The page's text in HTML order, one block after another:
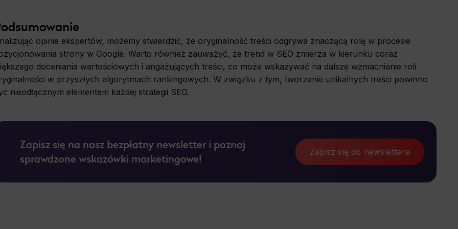
opinie ekspertów, możemy stwierdzić, że oryginalność treści odgrywa znaczącą rolę w procesie
strony w Google. Warto również zauważyć, że trend w SEO zmierza w kierunku coraz
doceniania wartościowych i angażujących treści, co może wskazywać na dalsze wzmacnianie roli
w przyszłych algorytmach rankingowych. W związku z tym, tworzenie unikalnych treści powinno
nieodłącznym elementem każdej strategii SEO.
Zapisz się na nasz bezpłatny newsletter i poznaj
sprawdzone wskazówki marketingowe!
Zapisz się do newslettera